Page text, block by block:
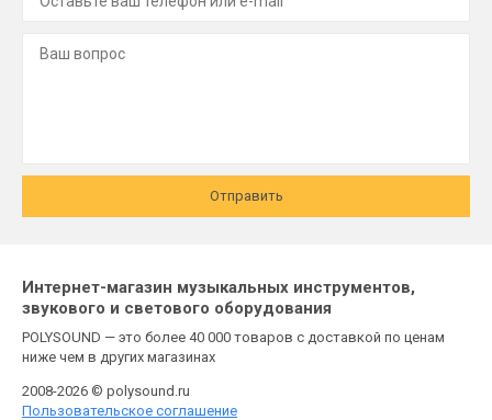
Отправить
Интернет-магазин музыкальных инструментов,
звукового и светового оборудования
POLYSOUND — это более 40 000 товаров с доставкой по ценам
ниже чем в других магазинах
2008-2026 © polysound.ru
Пользовательское соглашение